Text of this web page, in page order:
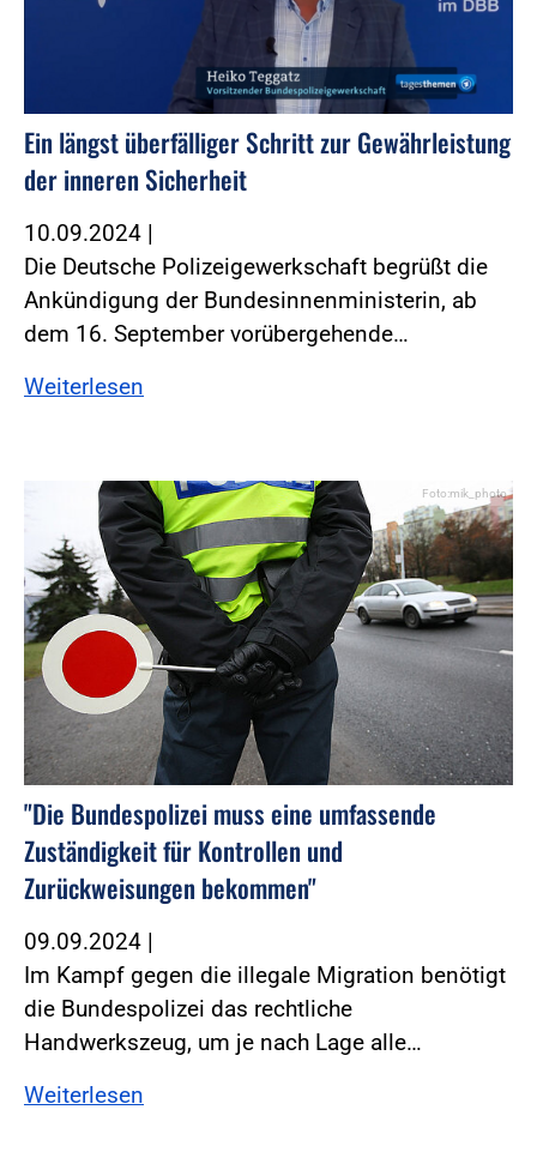
Ein längst überfälliger Schritt zur Gewährleistung
der inneren Sicherheit
10.09.2024 |
Die Deutsche Polizeigewerkschaft begrüßt die
Ankündigung der Bundesinnenministerin, ab
dem 16. September vorübergehende…
Weiterlesen
Foto:mik_photo
"Die Bundespolizei muss eine umfassende
Zuständigkeit für Kontrollen und
Zurückweisungen bekommen"
09.09.2024 |
Im Kampf gegen die illegale Migration benötigt
die Bundespolizei das rechtliche
Handwerkszeug, um je nach Lage alle…
Weiterlesen